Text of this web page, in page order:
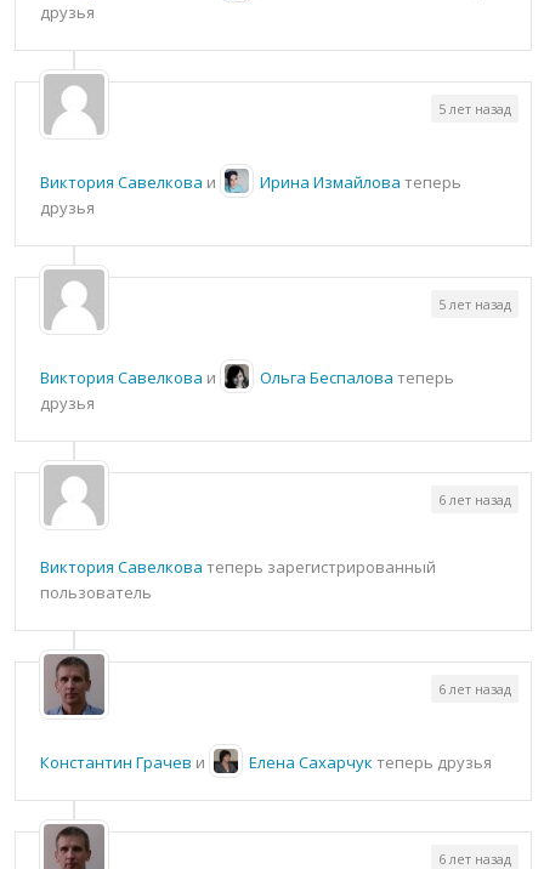
друзья
Виктория Савелкова и Ирина Измайлова теперь
друзья
5 лет назад
Виктория Савелкова и Ольга Беспалова теперь
друзья
5 лет назад
Виктория Савелкова теперь зарегистрированный
пользователь
6 лет назад
Константин Грачев и Елена Сахарчук теперь друзья
6 лет назад
6 лет назад